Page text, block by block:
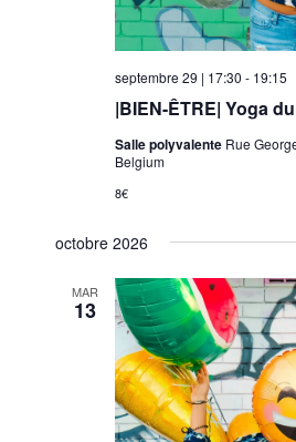
|BIEN-ÊTRE| Yoga
septembre 29 | 17:30 - 19:15
Salle polyvalente Rue
Belgium
8€
octobre 2026
MAR
13